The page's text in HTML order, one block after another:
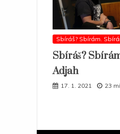
Sbíráš? Sbírám.
Sbíráš?
Adjah
17. 1. 2021 23